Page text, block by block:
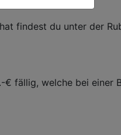
findest du unter der
fällig, welche bei einer